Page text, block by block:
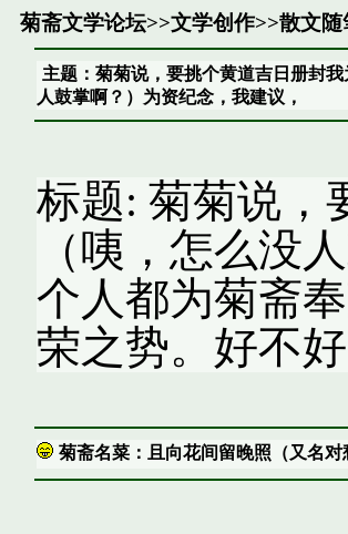
菊斋文学论坛>>文学创作>>散文随
主题：菊菊说，要挑个黄道吉日册封
人鼓掌啊？）为资纪念，我建议，
标题: 菊菊说，
（咦，怎么没
个人都为菊斋
荣之势。好不
菊斋名菜：且向花间留晚照（又名对